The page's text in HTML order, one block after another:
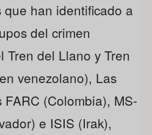
han identificado a
del crimen
Tren del Llano y Tren
venezolano), Las
(Colombia), MS-
e ISIS (Irak),